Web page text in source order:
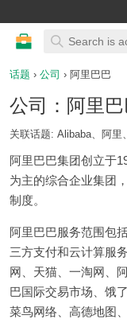
话题 › 公司 › 阿里巴巴
公司：阿里巴
关联话题: Alibaba、阿里
阿里巴巴集团创立于
为主的综合企业集团
制度。
阿里巴巴服务范围包
三方支付和云计算服
网、天猫、一淘网、
巴国际交易市场、饿
菜鸟网络、高德地图